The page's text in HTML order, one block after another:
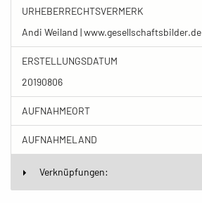
URHEBERRECHTSVERMERK
Andi Weiland | www.gesellschaftsbilder.de
ERSTELLUNGSDATUM
20190806
AUFNAHMEORT
AUFNAHMELAND
Verknüpfungen: